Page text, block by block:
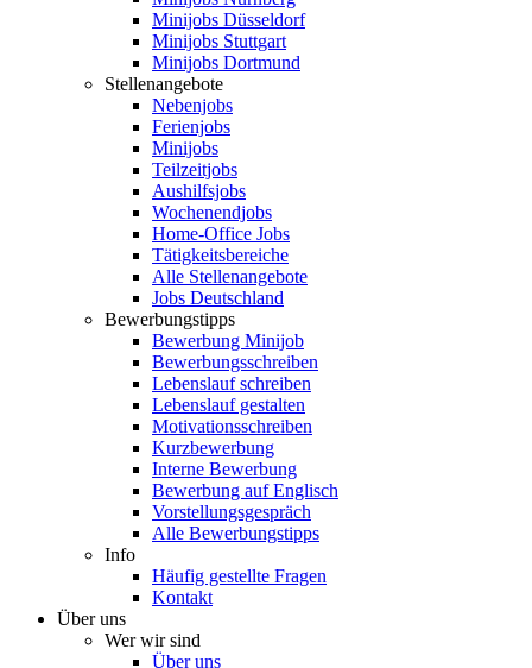
Minijobs Düsseldorf
Minijobs Stuttgart
Minijobs Dortmund
Stellenangebote
Nebenjobs
Ferienjobs
Minijobs
Teilzeitjobs
Aushilfsjobs
Wochenendjobs
Home-Office Jobs
Tätigkeitsbereiche
Alle Stellenangebote
Jobs Deutschland
Bewerbungstipps
Bewerbung Minijob
Bewerbungsschreiben
Lebenslauf schreiben
Lebenslauf gestalten
Motivationsschreiben
Kurzbewerbung
Interne Bewerbung
Bewerbung auf Englisch
Vorstellungsgespräch
Alle Bewerbungstipps
Info
Häufig gestellte Fragen
Kontakt
Über uns
Wer wir sind
Über uns